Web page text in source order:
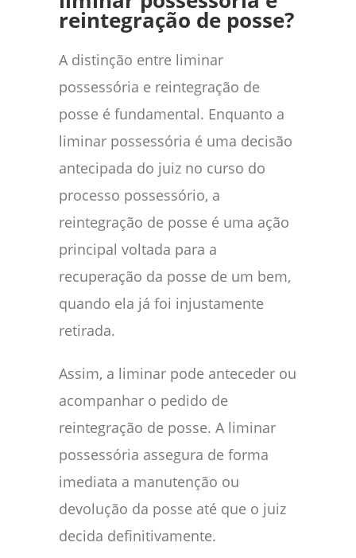
reintegração de posse?
A distinção entre liminar
possessória e reintegração de
posse é fundamental. Enquanto a
liminar possessória é uma decisão
antecipada do juiz no curso do
processo possessório, a
reintegração de posse é uma ação
principal voltada para a
recuperação da posse de um bem,
quando ela já foi injustamente
retirada.
Assim, a liminar pode anteceder ou
acompanhar o pedido de
reintegração de posse. A liminar
possessória assegura de forma
imediata a manutenção ou
devolução da posse até que o juiz
decida definitivamente.